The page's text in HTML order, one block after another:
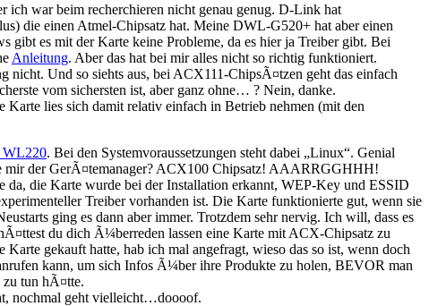
war beim recherchieren nicht genau genug. D-Link hat
die einen Atmel-Chipsatz hat. Meine DWL-G520+ hat aber einen
es mit der Karte keine Probleme, da es hier ja Treiber gibt. Bei
Anleitung. Aber das hat bei mir alles nicht so richtig funktioniert.
Und so siehts aus, bei ACX111-ChipsÃ¤tzen geht das einfach
vom sichersten ist, aber ganz ohne… ? Nein, danke.
Karte lies sich damit relativ einfach in Betrieb nehmen (mit den
WL220. Bei den Systemvoraussetzungen steht dabei „Linux“. Genial
mir der GerÃ¤temanager? ACX100 Chipsatz! AAARRGGHHH!
die Karte wurde bei der Installation erkannt, WEP-Key und ESSID
Treiber vorhanden ist. Die Karte funktionierte gut, wenn sie
ging es dann aber immer. Trotzdem sehr nervig. Ich will, dass es
du dich Ã¼berreden lassen eine Karte mit ACX-Chipsatz zu
gekauft hatte, hab ich mal angefragt, wieso das so ist, wenn doch
kann, um sich Infos Ã¼ber ihre Produkte zu holen, BEVOR man
tun hÃ¤tte.
nochmal geht vielleicht…doooof.